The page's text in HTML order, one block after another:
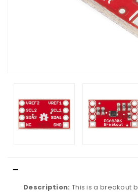
Description: This is a breakout